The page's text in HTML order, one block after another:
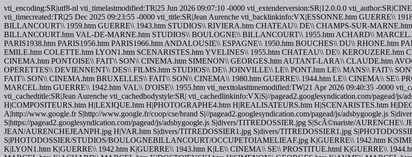
vti_encoding:SR|utf8-nl vti_timelastmodified:TR|25 Jun 2026 09:07:10 -0000 vti_extenderversion:SR|12.0.0.0
vti_timecreated:TR|25 Dec 2025 09:23:55 -0000 vti_title:SR|Jean Aurenche vti_backlinkinfo:VX|ESSONNE.htm GUERRE\\
BILLANCOURT\\ 1959.htm GUERRE\\ 1943.htm STUDIOS\\ RIVIERA.htm CHATEAU\\ DE\\ CHAMPS-SUR-
BILLANCOURT.htm VAL-DE-MARNE.htm STUDIOS\\ BOULOGNE\\ BILLANCOURT\\ 1955.htm ACHARD\\
PARIS1938.htm PARIS1956.htm PARIS1966.htm ANDALOUSIE\\ ESPAGNE\\ 1950.htm BOUCHES\\ DU\\ RHONE.htm
EMILE.htm COLETTE.htm LYON1.htm SCENARISTES.htm YVELINES\\ 1955.htm CHATEAU\\ DE\\ KEROUZERE.htm
CINEMA.htm PONTOISE\\ FAIT\\ SON\\ CINEMA.htm SIMENON\\ GEORGES.htm AUTANT-LARA\\ CLAUDE.htm
OPERETTES\\ DEVIENNENT\\ DES\\ FILMS.htm STUDIOS\\ DE\\ JOINVILLE\\ LE\\ PONT.htm LE\\ MANS\\ FAIT\\
FAIT\\ SON\\ CINEMA.htm BRUXELLES\\ FAIT\\ SON\\ CINEMA\\ 1980.htm GUERRE\\ 1944.htm LE\\ CINEMA\\ SE\\
MARCEL.htm GUERRE\\ 1942.htm VAL\\ D'OISE\\ 1955.htm vti_nexttolasttimemodified:TW|21 Apr 2026 09:40:35 -0000
vti_cachedtitle:SR|Jean Aurenche vti_cachedbodystyle:SR| vti_cachedlinkinfo:VX|S|//pagead2.googlesyndication.com/pagead/
H|COMPOSITEURS.htm H|LEXIQUE.htm H|PHOTOGRAPHE4.htm H|REALISATEURS.htm H|SCENARISTES.htm
A|http://www.google.fr S|http://www.google.fr/coop/cse/brand S|//pagead2.googlesyndication.com/pagead/js/adsbygoogle.js
S|https://pagead2.googlesyndication.com/pagead/js/adsbygoogle.js S|divers/TITREDOSSIER.jpg S|ScÃ©nariste/
JEAN/AURENCHEJEANPH.jpg H|VAR.htm S|divers/TITREDOSSIER1.jpg S|divers/TITREDOSSIER1.jpg
S|PHOTODOSSIER/STUDIOS/BOULOGNEBILLANCOURT/OCCUPETOIAMELIEAF.jpg K|GUERRE\\ 1942.htm
K|LYON1.htm K|GUERRE\\ 1942.htm K|GUERRE\\ 1943.htm K|LE\\ CINEMA\\ SE\\ PROSTITUE.html K|GUERRE\\